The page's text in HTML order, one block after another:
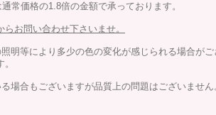
常価格の1.8倍の金額で承っております。
お問い合わせ下さいませ。
明等により多少の色の変化が感じられる場合がご
場合もございますが品質上の問題はございません